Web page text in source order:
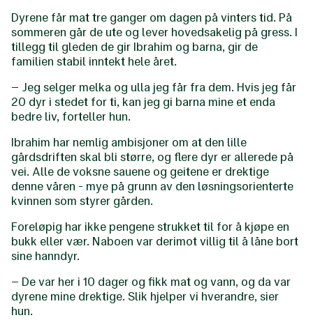
Dyrene får mat tre ganger om dagen på vinters tid. På
sommeren går de ute og lever hovedsakelig på gress. I
tillegg til gleden de gir Ibrahim og barna, gir de
familien stabil inntekt hele året.
– Jeg selger melka og ulla jeg får fra dem. Hvis jeg får
20 dyr i stedet for ti, kan jeg gi barna mine et enda
bedre liv, forteller hun.
Ibrahim har nemlig ambisjoner om at den lille
gårdsdriften skal bli større, og flere dyr er allerede på
vei. Alle de voksne sauene og geitene er drektige
denne våren - mye på grunn av den løsningsorienterte
kvinnen som styrer gården.
Foreløpig har ikke pengene strukket til for å kjøpe en
bukk eller vær. Naboen var derimot villig til å låne bort
sine hanndyr.
– De var her i 10 dager og fikk mat og vann, og da var
dyrene mine drektige. Slik hjelper vi hverandre, sier
hun.